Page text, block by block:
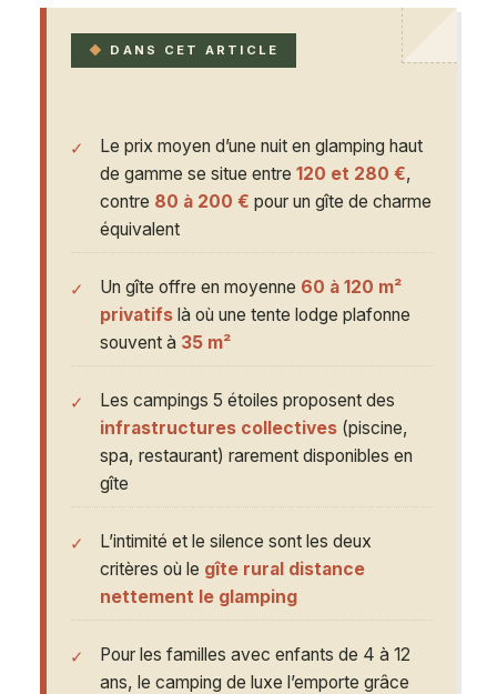
DANS CET ARTICLE
Le prix moyen d’une nuit en glamping haut
de gamme se situe entre 120 et 280 €,
contre 80 à 200 € pour un gîte de charme
équivalent
Un gîte offre en moyenne 60 à 120 m²
privatifs là où une tente lodge plafonne
souvent à 35 m²
Les campings 5 étoiles proposent des
infrastructures collectives (piscine,
spa, restaurant) rarement disponibles en
gîte
L’intimité et le silence sont les deux
critères où le gîte rural distance
nettement le glamping
Pour les familles avec enfants de 4 à 12
ans, le camping de luxe l’emporte grâce